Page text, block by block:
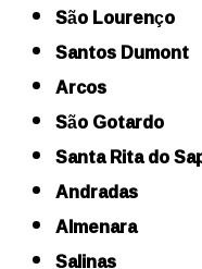
São Lourenço
Santos Dumont
Arcos
São Gotardo
Santa Rita do
Andradas
Almenara
Salinas